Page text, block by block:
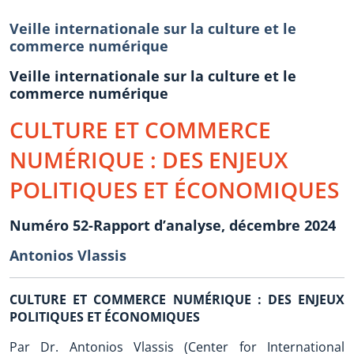
Veille internationale sur la culture et le
commerce numérique
Veille internationale sur la culture et le
commerce numérique
CULTURE ET COMMERCE
NUMÉRIQUE : DES ENJEUX
POLITIQUES ET ÉCONOMIQUES
Numéro 52-Rapport d’analyse, décembre 2024
Antonios Vlassis
CULTURE ET COMMERCE NUMÉRIQUE : DES ENJEUX
POLITIQUES ET ÉCONOMIQUES
Par Dr. Antonios Vlassis (Center for International